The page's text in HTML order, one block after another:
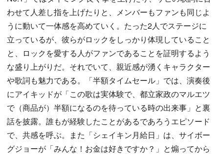
わせて人差し指を上げたりと、メンバーもファンも同じよ
うに動いて一体感を高めていく。たった2人でステージに
立っているが、彼らがロックをしっかり体現していること
と、ロックを愛する人がファンであることを証明するよう
な盛り上がりだ。それでいて、親近感が湧くキャラクター
や歌詞も魅力である。「半額タイムセール」では、演奏後
にアイキッドが「この歌は実体験で、都立家政のマルエツ
で（商品が）半額になるのを待っている時の出来事」と裏
話を披露。誰もが経験したことがあるであろうエピソード
で、共感を呼ぶ。また「シェイキン月給日」は、サイボー
グジョーが「みんな！お金は好きですか？」と煽ってから